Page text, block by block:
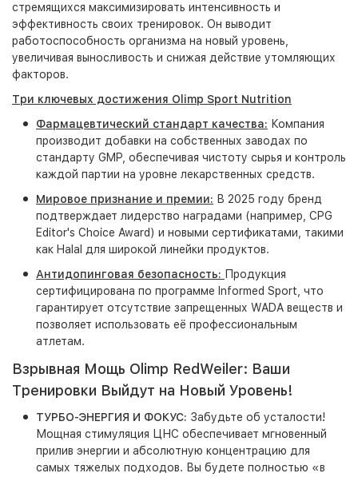
стремящихся максимизировать интенсивность и
эффективность своих тренировок. Он выводит
работоспособность организма на новый уровень,
увеличивая выносливость и снижая действие утомляющих
факторов.
Три ключевых достижения Olimp Sport Nutrition
Фармацевтический стандарт качества: Компания
производит добавки на собственных заводах по
стандарту GMP, обеспечивая чистоту сырья и контроль
каждой партии на уровне лекарственных средств.
Мировое признание и премии: В 2025 году бренд
подтверждает лидерство наградами (например, CPG
Editor's Choice Award) и новыми сертификатами, такими
как Halal для широкой линейки продуктов.
Антидопинговая безопасность: Продукция
сертифицирована по программе Informed Sport, что
гарантирует отсутствие запрещенных WADA веществ и
позволяет использовать её профессиональным
атлетам.
Взрывная Мощь Olimp RedWeiler: Ваши
Тренировки Выйдут на Новый Уровень!
ТУРБО-ЭНЕРГИЯ И ФОКУС: Забудьте об усталости!
Мощная стимуляция ЦНС обеспечивает мгновенный
прилив энергии и абсолютную концентрацию для
самых тяжелых подходов. Вы будете полностью «в